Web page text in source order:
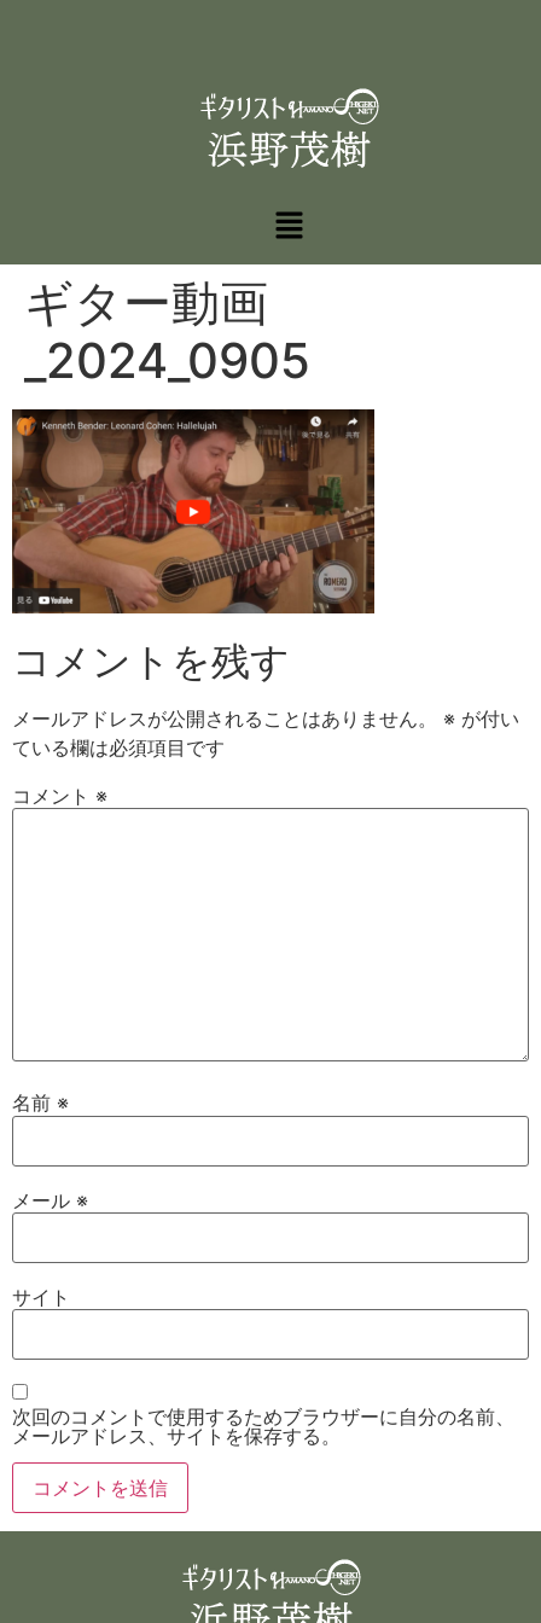
ギター動画
_2024_0905
コメントを残す
メールアドレスが公開されることはありません。 ※ が付い
ている欄は必須項目です
コメント ※
名前 ※
メール ※
サイト
次回のコメントで使用するためブラウザーに自分の名前、
メールアドレス、サイトを保存する。